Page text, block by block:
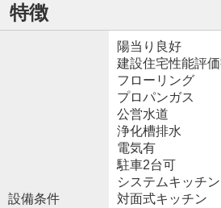
特徴
設備条件
陽当り良好
建設住宅性能評
フローリング
プロパンガス
公営水道
浄化槽排水
電気有
駐車2台可
システムキッチン
対面式キッチン